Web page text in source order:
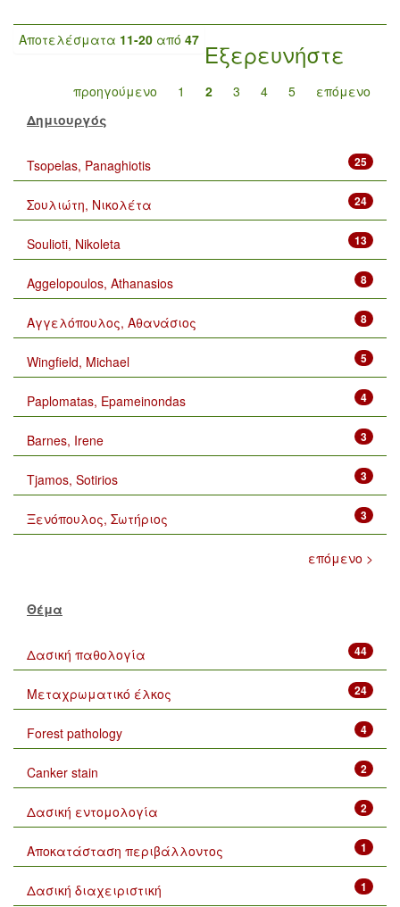
Αποτελέσματα 11-20 από 47
προηγούμενο 1 2 3 4 5 επόμενο
Εξερευνήστε
Δημιουργός
25
Tsopelas, Panaghiotis
24
Σουλιώτη, Νικολέτα
13
Soulioti, Nikoleta
8
Aggelopoulos, Athanasios
8
Αγγελόπουλος, Αθανάσιος
5
Wingfield, Michael
4
Paplomatas, Epameinondas
3
Barnes, Irene
3
Tjamos, Sotirios
3
Ξενόπουλος, Σωτήριος
επόμενο >
Θέμα
44
Δασική παθολογία
24
Μεταχρωματικό έλκος
4
Forest pathology
2
Canker stain
2
Δασική εντομολογία
1
Αποκατάσταση περιβάλλοντος
1
Δασική διαχειριστική